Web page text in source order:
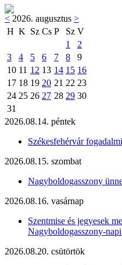
< 2026. augusztus >
H K Sz Cs P Sz V
1
2
3
4 5 6 7 8
9
10 11 12 13 14 15 16
17 18 19 20 21 22 23
24 25 26 27 28 29 30
31
2026.08.14. péntek
Székesfehérvár
2026.08.15. szombat
Nagyboldogasszony
2026.08.16. vasárnap
Szentmise és jegyesek
Nagyboldogasszony-
2026.08.20. csütörtök